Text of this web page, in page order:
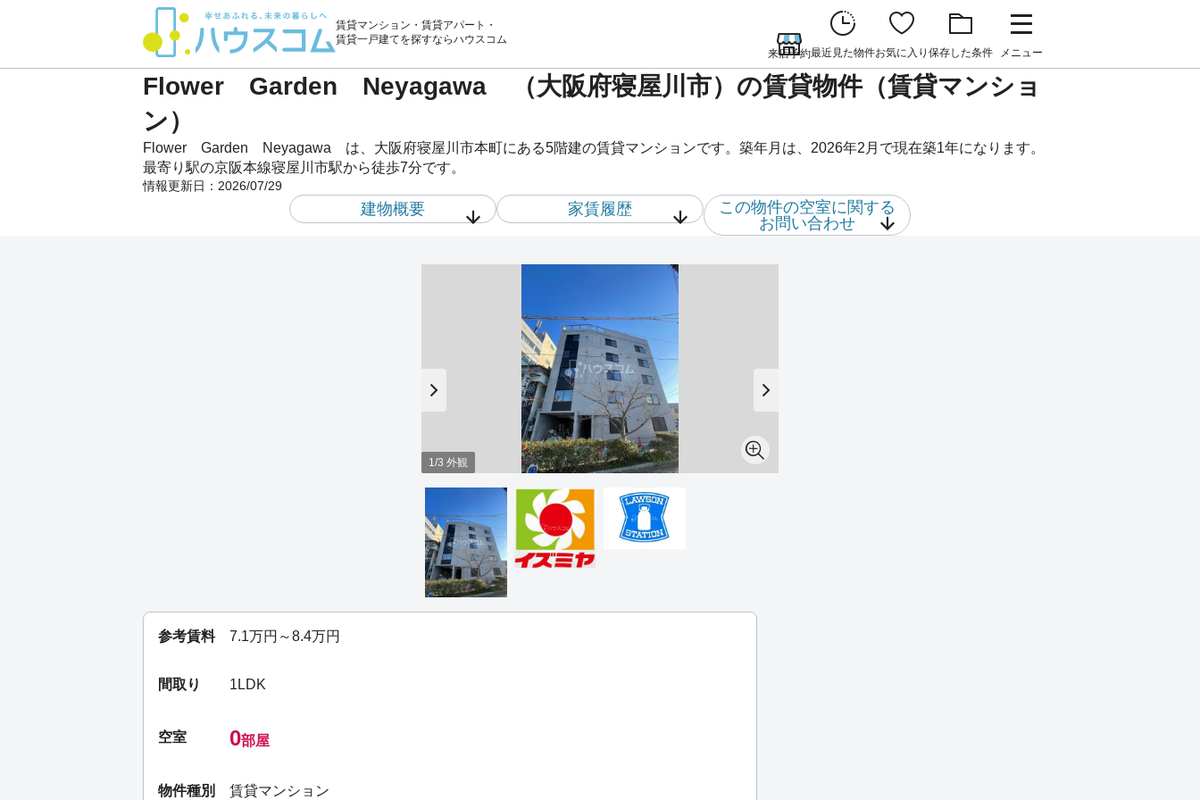
賃貸マンション・賃貸アパート・
賃貸一戸建てを探すならハウスコム
来店予約最近見た物件お気に入り 保存した条件 メニュー
Flower Garden Neyagawa （大阪府寝屋川市）の賃貸物件（賃貸マンショ
ン）
Flower Garden Neyagawa は、大阪府寝屋川市本町にある5階建の賃貸マンションです。築年月は、2026年2月で現在築1年になります。
最寄り駅の京阪本線寝屋川市駅から徒歩7分です。
情報更新日： 2026/07/29
建物概要 家賃履歴
この物件の空室に関する
お問い合わせ
1/3 外観
参考賃料 7.1万円～8.4万円
間取り 1LDK
空室 0部屋
物件種別 賃貸マンション